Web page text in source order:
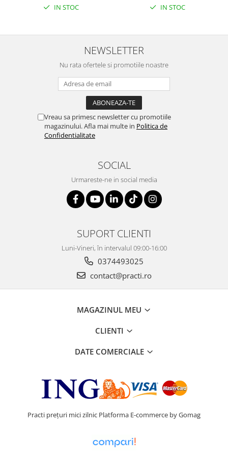
IN STOC IN STOC
NEWSLETTER
Nu rata ofertele si promotiile noastre
Vreau sa primesc newsletter cu promotiile
magazinului. Afla mai multe in Politica de
Confidentialitate
SOCIAL
Urmareste-ne in social media
SUPORT CLIENTI
Luni-Vineri, în intervalul 09:00-16:00
0374493025
contact@practi.ro
MAGAZINUL MEU
CLIENTI
DATE COMERCIALE
Practi prețuri mici zilnic Platforma E-commerce by Gomag